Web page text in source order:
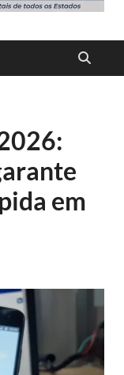
em